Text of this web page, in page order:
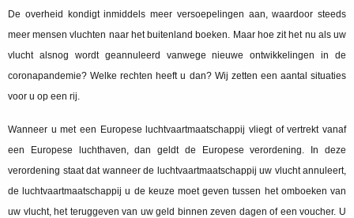
De overheid kondigt inmiddels meer versoepelingen aan, waardoor steeds
meer mensen vluchten naar het buitenland boeken. Maar hoe zit het nu als uw
vlucht alsnog wordt geannuleerd vanwege nieuwe ontwikkelingen in de
coronapandemie? Welke rechten heeft u dan? Wij zetten een aantal situaties
voor u op een rij.
Wanneer u met een Europese luchtvaartmaatschappij vliegt of vertrekt vanaf
een Europese luchthaven, dan geldt de Europese verordening. In deze
verordening staat dat wanneer de luchtvaartmaatschappij uw vlucht annuleert,
de luchtvaartmaatschappij u de keuze moet geven tussen het omboeken van
uw vlucht, het teruggeven van uw geld binnen zeven dagen of een voucher. U